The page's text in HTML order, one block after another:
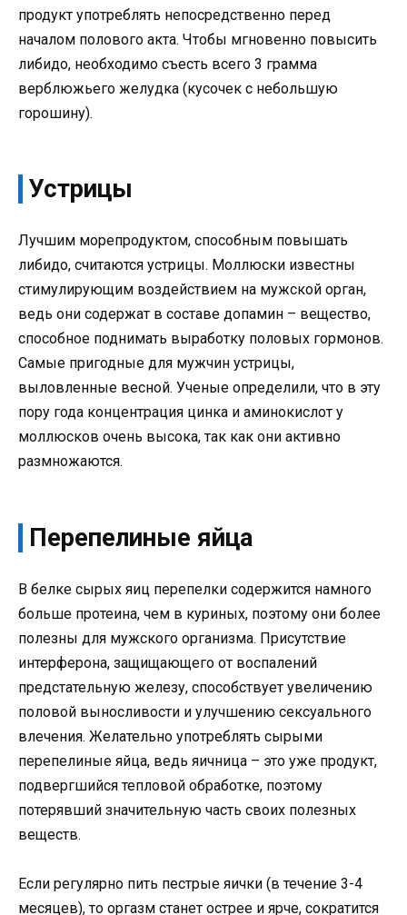
продукт употреблять непосредственно перед
началом полового акта. Чтобы мгновенно повысить
либидо, необходимо съесть всего 3 грамма
верблюжьего желудка (кусочек с небольшую
горошину).
Устрицы
Лучшим морепродуктом, способным повышать
либидо, считаются устрицы. Моллюски известны
стимулирующим воздействием на мужской орган,
ведь они содержат в составе допамин – вещество,
способное поднимать выработку половых гормонов.
Самые пригодные для мужчин устрицы,
выловленные весной. Ученые определили, что в эту
пору года концентрация цинка и аминокислот у
моллюсков очень высока, так как они активно
размножаются.
Перепелиные яйца
В белке сырых яиц перепелки содержится намного
больше протеина, чем в куриных, поэтому они более
полезны для мужского организма. Присутствие
интерферона, защищающего от воспалений
предстательную железу, способствует увеличению
половой выносливости и улучшению сексуального
влечения. Желательно употреблять сырыми
перепелиные яйца, ведь яичница – это уже продукт,
подвергшийся тепловой обработке, поэтому
потерявший значительную часть своих полезных
веществ.
Если регулярно пить пестрые яички (в течение 3-4
месяцев), то оргазм станет острее и ярче, сократится